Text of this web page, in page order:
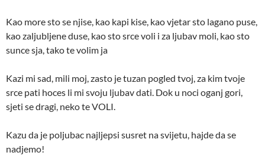
Kao more sto se njise, kao kapi kise, kao vjetar sto lagano puse,
kao zaljubljene duse, kao sto srce voli i za ljubav moli, kao sto
sunce sja, tako te volim ja
Kazi mi sad, mili moj, zasto je tuzan pogled tvoj, za kim tvoje
srce pati hoces li mi svoju ljubav dati. Dok u noci oganj gori,
sjeti se dragi, neko te VOLI.
Kazu da je poljubac najljepsi susret na svijetu, hajde da se
nadjemo!